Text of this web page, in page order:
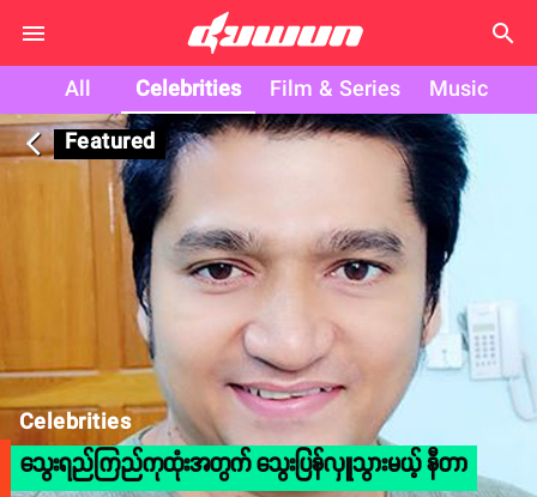
search
All Celebrities Film & Series
Music
Featured
arrow_back_ios
Celebrities
သွေးရည်ကြည်ကုထုံးအတွက် သွေးပြန်လှူသွားမယ့် နီတာ